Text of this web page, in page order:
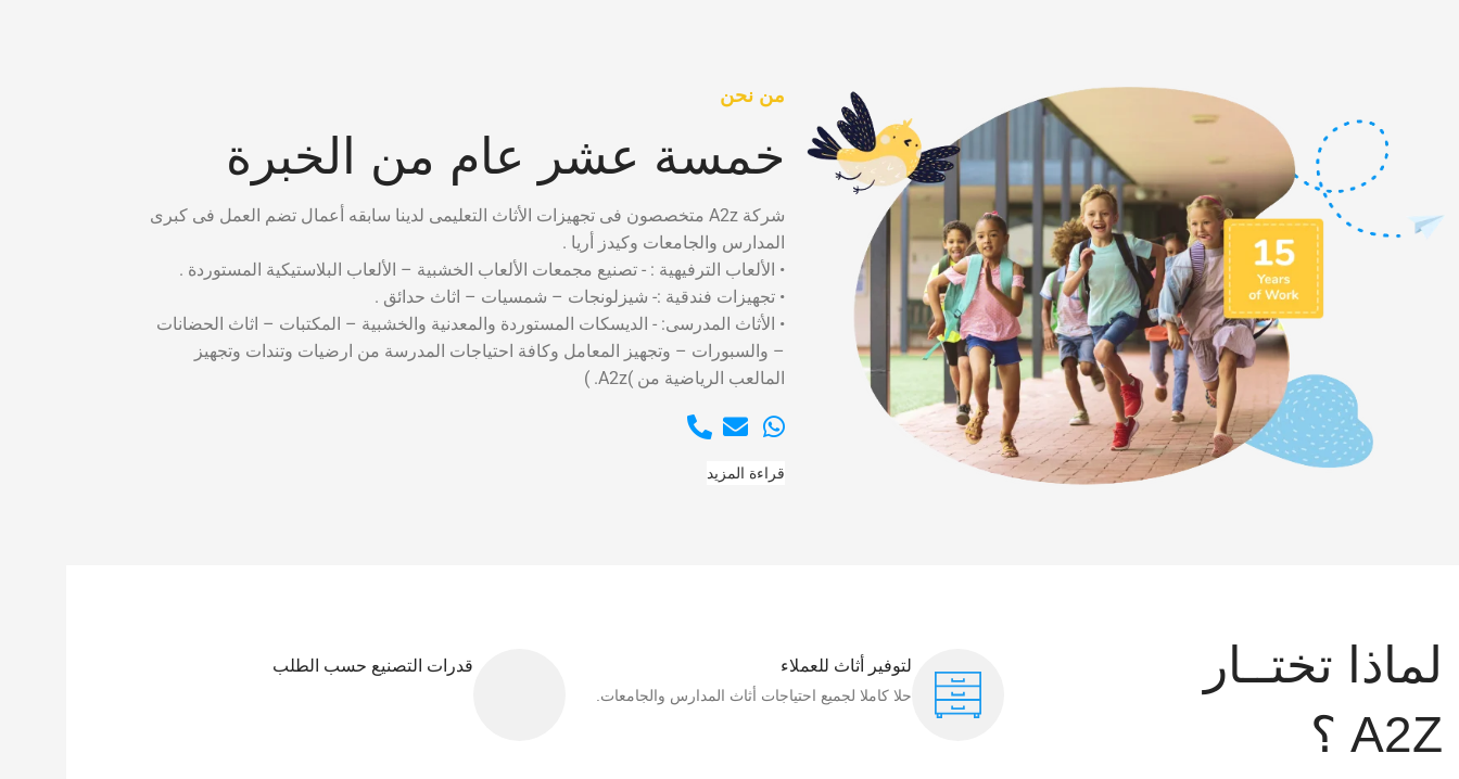
من نحن
خمسة عشر عام من الخبرة
شركة A2z متخصصون فى تجهيزات الأثاث التعليمى لدينا سابقه أعمال تضم العمل فى كبرى
المدارس والجامعات وكيدز أريا .
• الألعاب الترفيهية : - تصنيع مجمعات الألعاب الخشبية – الألعاب البلاستيكية المستوردة .
• تجهيزات فندقية :- شيزلونجات – شمسيات – اثاث حدائق .
• الأثاث المدرسى: - الديسكات المستوردة والمعدنية والخشبية – المكتبات – اثاث الحضانات
– والسبورات – وتجهيز المعامل وكافة احتياجات المدرسة من ارضيات وتندات وتجهيز
المالعب الرياضية من )A2z. )
قراءة المزيد
لماذا تختــار
A2Z ؟
لتوفير أثاث للعملاء
حلا كاملا لجميع احتياجات أثاث المدارس والجامعات.
قدرات التصنيع حسب الطلب